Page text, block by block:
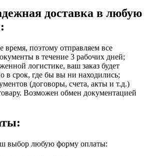
доставка в любую
поэтому отправляем все
в течение 3 рабочих дней;
логистике, ваш заказ будет
в срок, где бы вы ни находились;
(договоры, счета, акты и т.д.)
Возможен обмен документацией
выбор любую форму оплаты: